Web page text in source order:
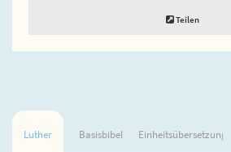
Teilen
Luther Basisbibel Einheitsübersetzung